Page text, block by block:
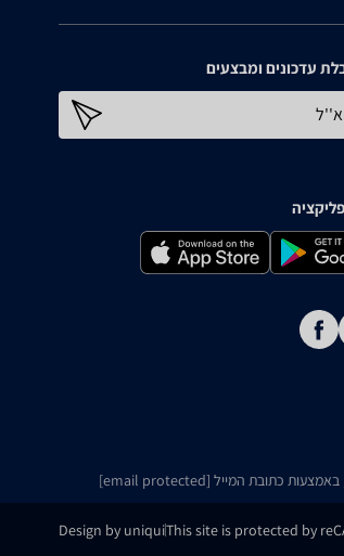
עדכונים ומבצעים
באמצעות כתובת המייל [email protected]
This site is protected by
Design by uniqui